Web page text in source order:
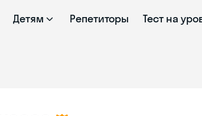
Детям Репетиторы Тест на